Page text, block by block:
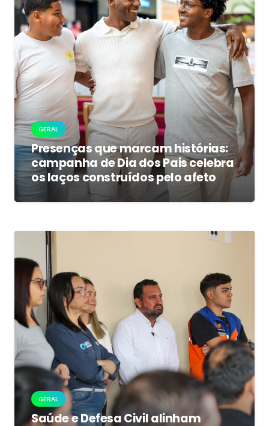
GERAL
Presenças que marcam histórias:
campanha de Dia dos Pais celebra
os laços construídos pelo afeto
GERAL
Saúde e Defesa Civil alinham